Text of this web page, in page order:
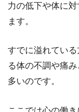
力の低下や体に
ます。
すでに溢れてい
る体の不調や痛
多いのです。